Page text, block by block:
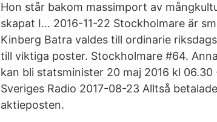
Hon står bakom massimport av
skapat I… 2016-11-22 Stockholmare är
Kinberg Batra valdes till ordinarie
till viktiga poster. Stockholmare #64.
kan bli statsminister 20 maj 2016 kl 06.30
Sveriges Radio 2017-08-23 Alltså
aktieposten.